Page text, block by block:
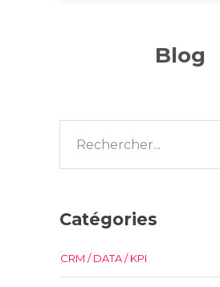
Blog
Catégories
CRM / DATA / KPI